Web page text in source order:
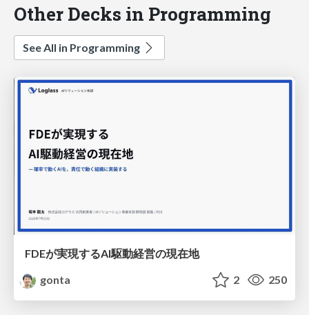
Other Decks in Programming
See All in Programming
FDEが実現するAI駆動経営の現在地
gonta
2 250